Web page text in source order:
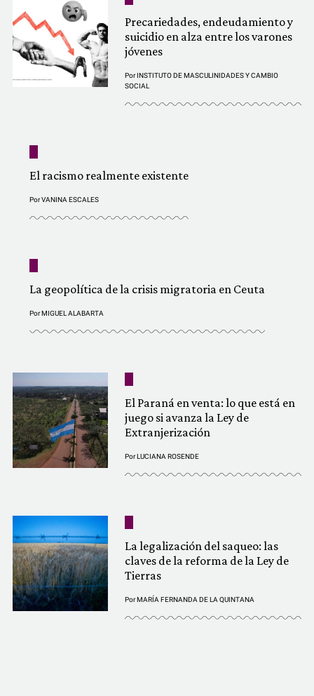
Precariedades, endeudamiento y
suicidio en alza entre los varones
jóvenes
PorINSTITUTO DE MASCULINIDADES Y CAMBIO
SOCIAL
El racismo realmente existente
PorVANINA ESCALES
La geopolítica de la crisis migratoria en Ceuta
PorMIGUEL ALABARTA
El Paraná en venta: lo que está en
juego si avanza la Ley de
Extranjerización
PorLUCIANA ROSENDE
La legalización del saqueo: las
claves de la reforma de la Ley de
Tierras
PorMARÍA FERNANDA DE LA QUINTANA